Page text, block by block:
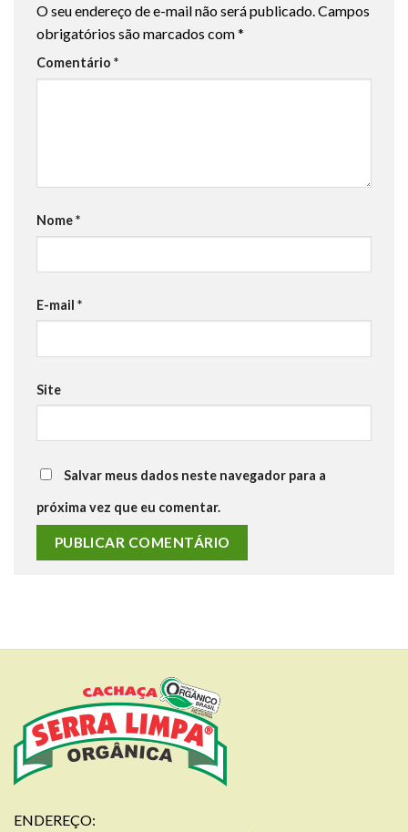
O seu endereço de e-mail não será publicado.Campos
obrigatórios são marcados com*
Comentário *
Nome*
E-mail *
Site
Salvar meus dados neste navegador para a
próxima vez que eu comentar.
ENDEREÇO: